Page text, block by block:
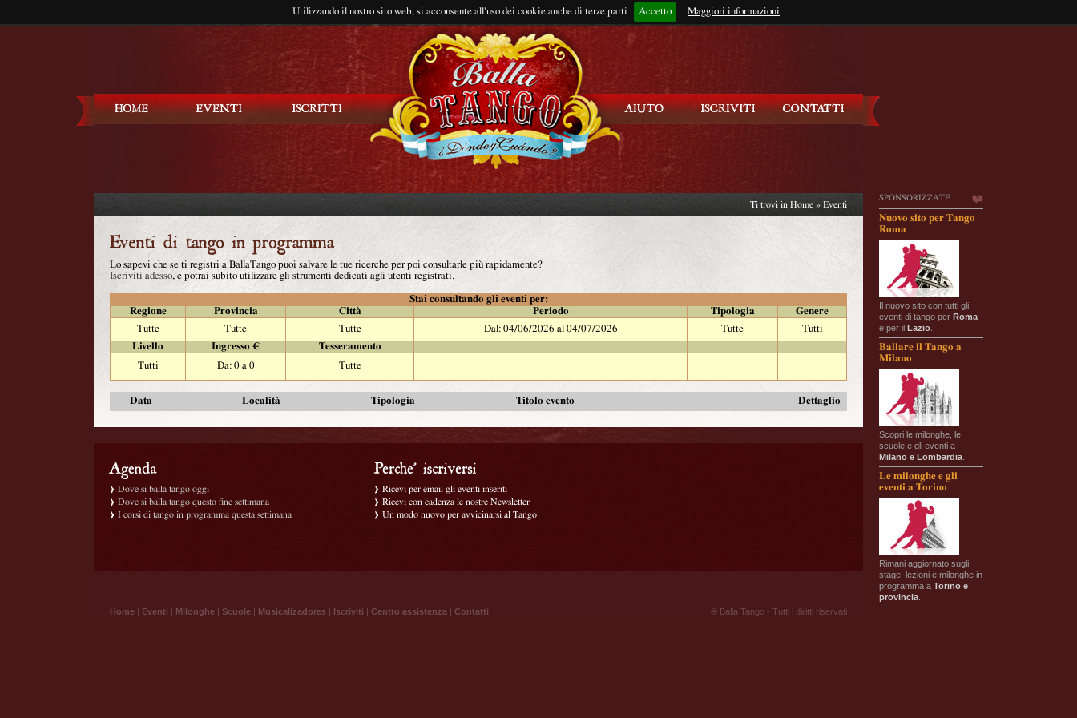
Utilizzando il nostro sito web, si acconsente all'uso dei cookie anche di terze parti Accetto Maggiori informazioni
Rimani connesso?
SPONSORIZZATE
Nuovo sito per Tango
Roma
Il nuovo sito con tutti gli
eventi di tango per Roma
e per il Lazio
Ballare il Tango a
Milano
Scopri le milonghe, le
scuole e gli eventi a
Milano e Lombardia
Le milonghe e gli
eventi a Torino
Rimani aggiornato sugli
stage, lezioni e milonghe in
programma a Torino e
provincia
Ti trovi in Home » Eventi
Lo sapevi che se ti registri a BallaTango puoi salvare le tue ricerche per poi consultarle più rapidamente?
Iscriviti adesso, e potrai subito utilizzare gli strumenti dedicati agli utenti registrati.
Stai consultando gli eventi per:
Regione
Provincia Città Periodo Tipologia
Genere
Tutte
Tutte Tutte Dal: 04/06/2026 al 04/07/2026 Tutte
Tutti
Livello
Ingresso €
Tesseramento
Tutti
Da: 0 a 0 Tutte
Data Località Tipologia Titolo evento Dettaglio
Dove si balla tango oggi
Dove si balla tango questo fine settimana
I corsi di tango in programma questa settimana
Ricevi per email gli eventi inseriti
Ricevi con cadenza le nostre Newsletter
Un modo nuovo per avvicinarsi al Tango
Home | Eventi | Milonghe | Scuole | Musicalizadores | Iscriviti | Centro assistenza | Contatti ® Balla Tango - Tutti i diritti riservati